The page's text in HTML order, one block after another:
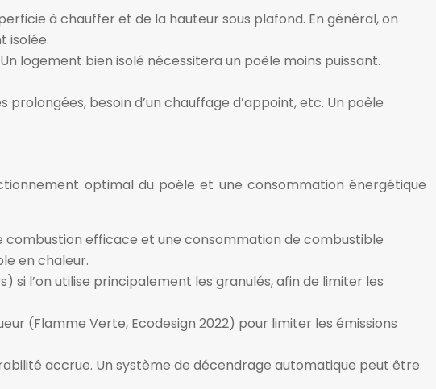
à chauffer et de la hauteur sous plafond. En général, on
isolée.
logement bien isolé nécessitera un poêle moins puissant.
besoin d’un chauffage d’appoint, etc. Un poêle
optimal du poêle et une consommation énergétique
combustion efficace et une consommation de combustible
en chaleur.
si l’on utilise principalement les granulés, afin de limiter les
(Flamme Verte, Ecodesign 2022) pour limiter les émissions
accrue. Un système de décendrage automatique peut être